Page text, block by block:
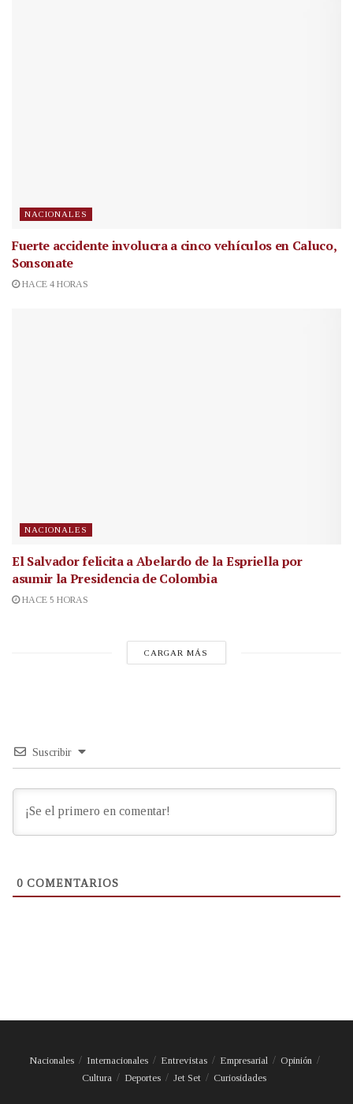
NACIONALES
Fuerte accidente involucra a cinco vehículos en Caluco,
Sonsonate
HACE 4 HORAS
NACIONALES
El Salvador felicita a Abelardo de la Espriella por
asumir la Presidencia de Colombia
HACE 5 HORAS
CARGAR MÁS
Suscribir
0 COMENTARIOS
Nacionales Internacionales Entrevistas Empresarial
Opinión
Cultura
Deportes Jet Set Curiosidades